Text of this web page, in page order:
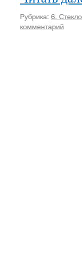
Рубрика: 6.
комментарий